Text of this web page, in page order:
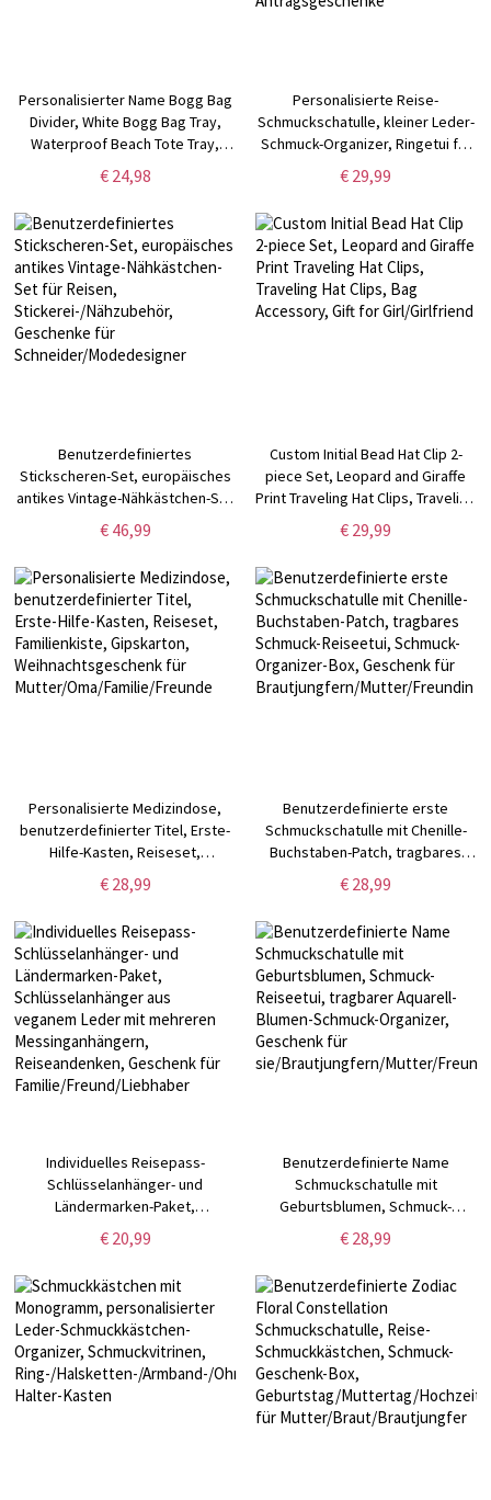
Personalisierter Name Bogg Bag
Divider, White Bogg Bag Tray,
Waterproof Beach Tote Tray,
Travel Utility
€ 24,98
Personalisierte Reise-
Schmuckschatulle, kleiner Leder-
Schmuck-Organizer, Ringetui für
Hochzeitsgeschenke,
Brautjungfern-Antragsgeschenke
€ 29,99
Benutzerdefiniertes
Stickscheren-Set, europäisches
antikes Vintage-Nähkästchen-Set
für Reisen,
Stickerei-/Nähzubehör,
Schneider/Modedesigner
€ 46,99
Custom Initial Bead Hat Clip 2-
piece Set, Leopard and Giraffe
Print Traveling Hat Clips, Traveling
Hat Clips, Bag Accessory, Gift for
Girl/Girlfriend
€ 29,99
Personalisierte Medizindose,
benutzerdefinierter Titel, Erste-
Hilfe-Kasten, Reiseset,
Familienkiste, Gipskarton,
Weihnachtsgeschenk für
€ 28,99
Benutzerdefinierte erste
Schmuckschatulle mit Chenille-
Buchstaben-Patch, tragbares
Schmuck-Reiseetui, Schmuck-
Organizer-Box, Geschenk für
Brautjungfern/Mutter/Freundin
€ 28,99
Individuelles Reisepass-
Schlüsselanhänger- und
Ländermarken-Paket,
Schlüsselanhänger aus veganem
Leder mit mehreren
Reiseandenken, Geschenk für
Familie/Freund/Liebhaber
€ 20,99
Benutzerdefinierte Name
Schmuckschatulle mit
Geburtsblumen, Schmuck-
Reiseetui, tragbarer Aquarell-
Blumen-Schmuck-Organizer,
sie/Brautjungfern/Mutter/Freundin
€ 28,99